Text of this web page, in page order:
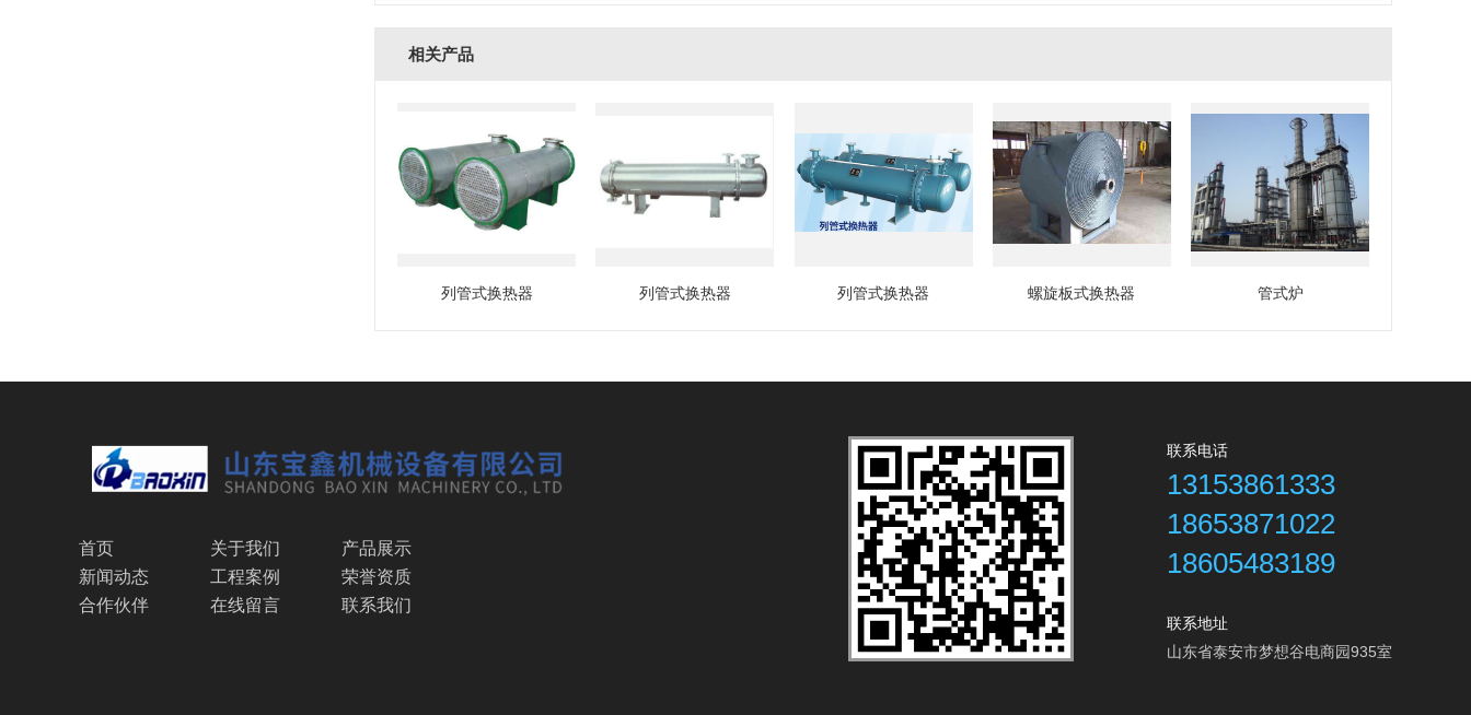
相关产品
列管式换热器 列管式换热器 列管式换热器 螺旋板式换热器 管式炉
首页 关于我们
产品展示
新闻动态
工程案例
荣誉资质
合作伙伴
在线留言 联系我们
联系电话
13153861333
18653871022
18605483189
联系地址
山东省泰安市梦想谷电商园935室